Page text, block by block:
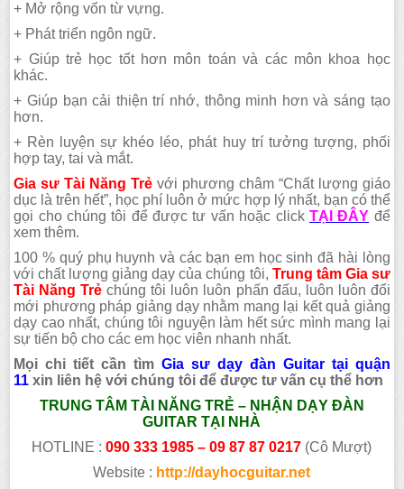
+ Mở rộng vốn từ vựng.
+ Phát triển ngôn ngữ.
+ Giúp trẻ học tốt hơn môn toán và các môn khoa học
khác.
+ Giúp bạn cải thiện trí nhớ, thông minh hơn và sáng tạo
hơn.
+ Rèn luyện sự khéo léo, phát huy trí tưởng tượng, phối
hợp tay, tai và mắt.
Gia sư Tài Năng Trẻ với phương châm “Chất lượng giáo
dục là trên hết”, học phí luôn ở mức hợp lý nhất, bạn có thể
gọi cho chúng tôi để được tư vấn hoặc click TẠI ĐÂY để
xem thêm.
100 % quý phụ huynh và các bạn em học sinh đã hài lòng
với chất lượng giảng dạy của chúng tôi, Trung tâm Gia sư
Tài Năng Trẻ chúng tôi luôn luôn phấn đấu, luôn luôn đổi
mới phương pháp giảng dạy nhằm mang lại kết quả giảng
dạy cao nhất, chúng tôi nguyện làm hết sức mình mang lại
sự tiến bộ cho các em học viên nhanh nhất.
Mọi chi tiết cần tìmGia sư dạy đàn Guitar tại quận
11 xin liên hệ với chúng tôi để được tư vấn cụ thể hơn
TRUNG TÂM TÀI NĂNG TRẺ – NHẬN DẠY ĐÀN
GUITAR TẠI NHÀ
HOTLINE :090 333 1985 – 09 87 87 0217 (Cô Mượt)
Website : http://dayhocguitar.net